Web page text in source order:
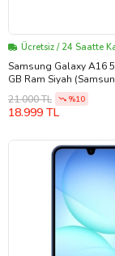
Ücretsiz / 24 Saatte
Samsung Galaxy A16
GB Ram Siyah
Garantili)
21.000 TL %10
18.999 TL